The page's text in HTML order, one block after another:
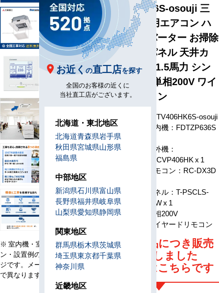
※ 室内機・室外機・リモコ
ン・設置例の画像はイメー
ジです。メーカー、機種等
で異なります。
FDTV406HK6S-osouji 三
菱重工 業務用エアコン ハ
イパーインバーター お掃除
ラクリーナパネル 天井カ
セット4方向 1.5馬力 シン
グル 標準型 単相200V ワイ
ヤードリモコン
FDTV406HK6S-osouji
室内機：FDTZP636S
室外機：
FDCVP406HK x 1
リモコン：RC-DX3D
パネル：T-PSCLS-
6AW x 1
電源
単相200V
ワイヤードリモコン
旧型番商品につき販売
は終了しました
後継機種はこちらです
お近く の直工店を探す
全国のお客様の近くに
当社直工店がございます。
北海道・東北地区
北海道青森県岩手県
秋田県宮城県山形県
福島県
中部地区
新潟県石川県富山県
長野県福井県岐阜県
山梨県愛知県静岡県
関東地区
群馬県栃木県茨城県
埼玉県東京都千葉県
神奈川県
近畿地区